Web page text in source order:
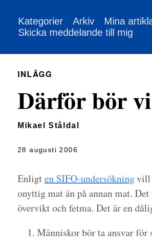
Kategorier Arkiv Mina
Skicka meddelande till mig
INLÄGG
Därför bör
Mikael Ståldal
28 augusti 2006
Enligten SIFO-undersökningvill
onyttig mat än på annan mat.
övervikt och fetma. Det är en
Människor bör ta ansvar för